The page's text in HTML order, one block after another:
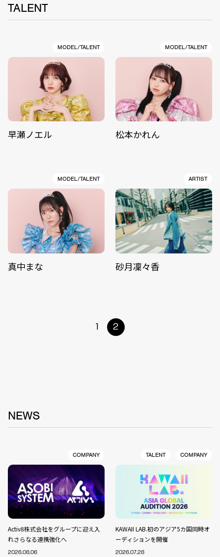
TALENT
MODEL/TALENT
早瀬ノエル
MODEL/TALENT
松本かれん
MODEL/TALENT
真中まな
ARTIST
砂月凜々香
1 2
NEWS
COMPANY
Activ8株式会社をグループに迎え入
れさらなる連携強化へ
2026.08.06
TALENT COMPANY
KAWAII LAB.初のアジア5カ国同時オ
ーディションを開催
2026.07.28